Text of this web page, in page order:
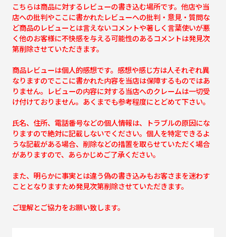
こちらは商品に対するレビューの書き込む場所です。他店や当
店への批判やここに書かれたレビューへの批判・意見・質問な
ど商品のレビューとは言えないコメントや著しく言葉使いが悪
く他のお客様に不快感を与える可能性のあるコメントは発見次
第削除させていただきます。
商品レビューは個人的感想です。感想や感じ方は人それぞれ異
なりますのでここに書かれた内容を当店は保障するものではあ
りません。レビューの内容に対する当店へのクレームは一切受
け付けておりません。あくまでも参考程度にとどめて下さい。
氏名、住所、電話番号などの個人情報は、トラブルの原因にな
りますので絶対に記載しないでください。個人を特定できるよ
うな記載がある場合、削除などの措置を取らせていただく場合
がありますので、あらかじめご了承ください。
また、明らかに事実とは違う偽の書き込みもお客さまを迷わす
こととなりますため発見次第削除させていただきます。
ご理解とご協力をお願い致します。